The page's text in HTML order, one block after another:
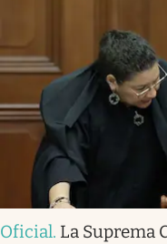
Oficial. La Suprema